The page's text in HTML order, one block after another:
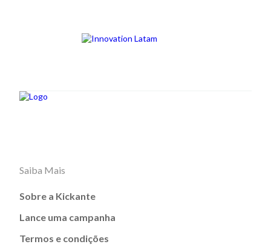
Saiba Mais
Sobre a Kickante
Lance uma campanha
Termos e condições